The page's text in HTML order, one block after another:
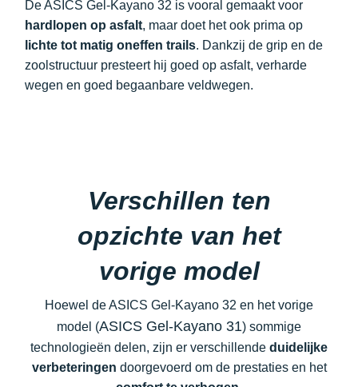
De ASICS Gel-Kayano 32 is vooral gemaakt voor
hardlopen op asfalt, maar doet het ook prima op
lichte tot matig oneffen trails. Dankzij de grip en de
zoolstructuur presteert hij goed op asfalt, verharde
wegen en goed begaanbare veldwegen.
Verschillen ten
opzichte van het
vorige model
Hoewel de ASICS Gel-Kayano 32 en het vorige
model (ASICS Gel-Kayano 31) sommige
technologieën delen, zijn er verschillende duidelijke
verbeteringen doorgevoerd om de prestaties en het